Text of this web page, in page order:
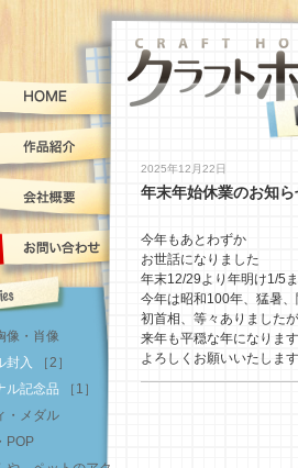
像・肖像
封入
［2］
ル記念品 ［1］
・メダル
POP
2025年12月22日
年末年始休業のお知ら
今年もあとわずか
お世話になりました
年末12/29より年明け1/5
今年は昭和100年、猛暑
初首相、等々ありましたが
来年も平穏な年になりま
よろしくお願いいたします